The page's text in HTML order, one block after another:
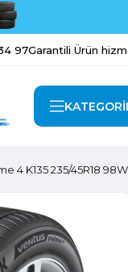
97Garantili Ürün
4 K135 235/45R18